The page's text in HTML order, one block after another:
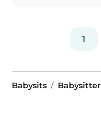
1
Babysits Babysitter